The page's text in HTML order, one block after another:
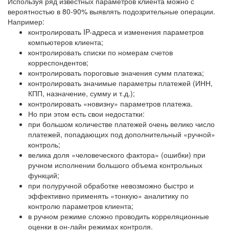
вероятностью в 80-90% выявлять подозрительные операции.
Например:
контролировать IP-адреса и изменения параметров
компьютеров клиента;
контролировать списки по номерам счетов
корреспондентов;
контролировать пороговые значения сумм платежа;
контролировать значимые параметры платежей (ИНН,
КПП, назначение, сумму и т.д.);
контролировать «новизну» параметров платежа.
Но при этом есть свои недостатки:
при большом количестве платежей очень велико число
платежей, попадающих под дополнительный «ручной»
контроль;
велика доля «человеческого фактора» (ошибки) при
ручном исполнении большого объема контрольных
функций;
при полуручной обработке невозможно быстро и
эффективно применять «тонкую» аналитику по
контролю параметров клиента;
в ручном режиме сложно проводить корреляционные
оценки в он-лайн режимах контроля.